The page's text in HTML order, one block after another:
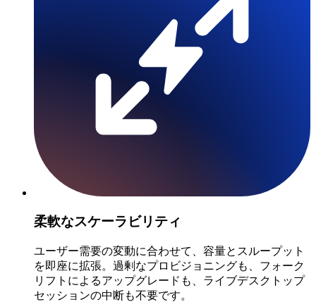
柔軟なスケーラビリティ
ユーザー需要の変動に合わせて、容量とスループット
を即座に拡張。過剰なプロビジョニングも、フォーク
リフトによるアップグレードも、ライブデスクトップ
セッションの中断も不要です。